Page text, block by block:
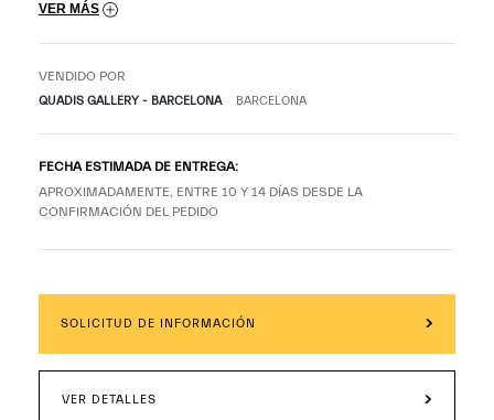
VER MÁS
VENDIDO POR
QUADIS GALLERY - BARCELONA BARCELONA
FECHA ESTIMADA DE ENTREGA:
APROXIMADAMENTE, ENTRE 10 Y 14 DÍAS DESDE LA
CONFIRMACIÓN DEL PEDIDO
SOLICITUD DE INFORMACIÓN
VER DETALLES